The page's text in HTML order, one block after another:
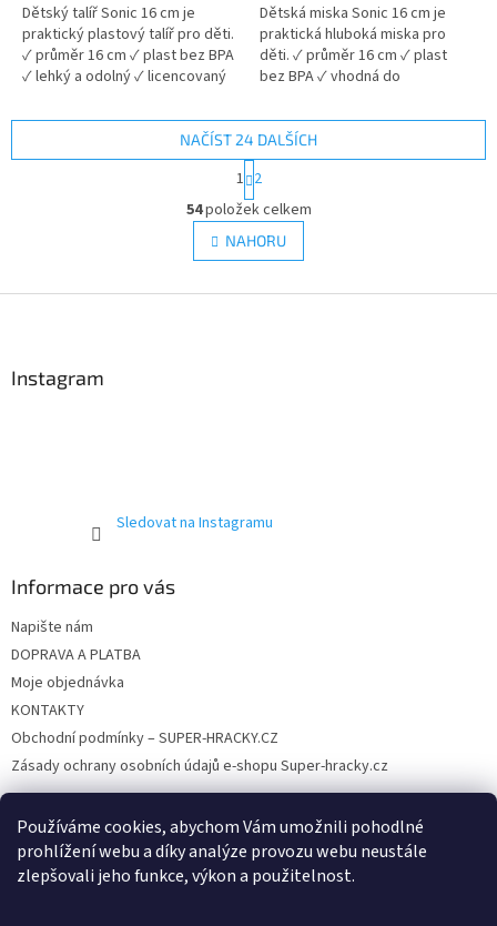
Používáme cookies, abychom Vám umožnili pohodlné
prohlížení webu a díky analýze provozu webu neustále
zlepšovali jeho funkce, výkon a použitelnost.
5
hvězdiček.
Dětský talíř Sonic 16 cm je
praktický plastový talíř pro děti.
✓ průměr 16 cm ✓ plast bez BPA
✓ lehký a odolný ✓ licencovaný
Sonic
5
hvězdiček.
Dětská miska Sonic 16 cm je
praktická hluboká miska pro
děti. ✓ průměr 16 cm ✓ plast
bez BPA ✓ vhodná do
licencovaný motiv Sonic 👉 Více
produktů Sonic
O
v
l
á
p
i
NAČÍST 24 DALŠÍCH
S
t
r
á
n
k
v
1 2
54položek celkem
NAHORU
Instagram
Sledovat na Instagramu
Informace pro vás
Napište nám
DOPRAVA A PLATBA
Moje objednávka
KONTAKTY
Obchodní podmínky – SUPER-HRACKY.CZ
Zásady ochrany osobních údajů e-shopu Super-hracky.cz
Instagram